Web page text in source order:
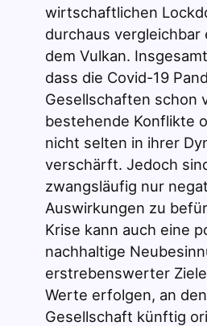
wirtschaftlichen
durchaus vergleichbar
dem Vulkan.
dass die Covid-19
Gesellschaften schon
bestehende Konflikte
nicht selten in ihrer
verschärft. Jedoch
zwangsläufig nur
Auswirkungen zu
Krise kann auch eine
nachhaltige
erstrebenswerter
Werte erfolgen, an
Gesellschaft künftig